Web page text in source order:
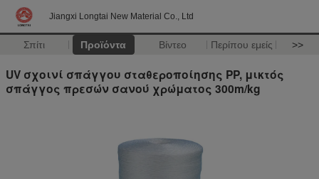
Jiangxi Longtai New Material Co., Ltd
Σπίτι Προϊόντα Βίντεο Περίπου εμείς >>
UV σχοινί σπάγγου σταθεροποίησης PP, μικτός
σπάγγος πρεσών σανού χρώματος 300m/kg